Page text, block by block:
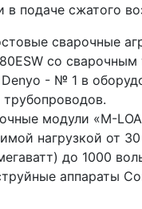
в подаче сжатого
сварочные
со
- № 1 в
трубопроводов.
модули «M-
нагрузкой от
до 1000
аппараты